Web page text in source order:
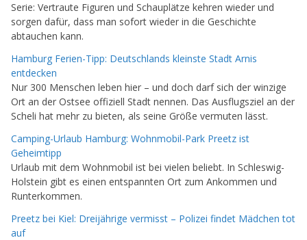
Serie: Vertraute Figuren und Schauplätze kehren wieder und
sorgen dafür, dass man sofort wieder in die Geschichte
abtauchen kann.
Hamburg Ferien-Tipp: Deutschlands kleinste Stadt Arnis
entdecken
Nur 300 Menschen leben hier – und doch darf sich der winzige
Ort an der Ostsee offiziell Stadt nennen. Das Ausflugsziel an der
Scheli hat mehr zu bieten, als seine Größe vermuten lässt.
Camping-Urlaub Hamburg: Wohnmobil-Park Preetz ist
Geheimtipp
Urlaub mit dem Wohnmobil ist bei vielen beliebt. In Schleswig-
Holstein gibt es einen entspannten Ort zum Ankommen und
Runterkommen.
Preetz bei Kiel: Dreijährige vermisst – Polizei findet Mädchen tot
auf